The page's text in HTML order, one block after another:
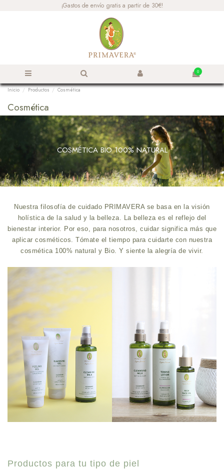
¡Gastos de envío gratis a partir de 30€!
0
Inicio Productos Cosmética
Cosmética
COSMÉTICA BIO 100% NATURAL
Nuestra filosofía de cuidado PRIMAVERA se basa en la visión
holística de la salud y la belleza. La belleza es el reflejo del
bienestar interior. Por eso, para nosotros, cuidar significa más que
aplicar cosméticos. Tómate el tiempo para cuidarte con nuestra
cosmética 100% natural y Bio. Y siente la alegría de vivir.
Productos para tu tipo de piel